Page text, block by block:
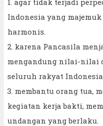
Indonesia yang
harmonis.
2. karena Pancasila
mengandung nilai-nilai
seluruh rakyat Indonesia
3. membantu orang tua,
kegiatan kerja bakti,
undangan yang berlaku.